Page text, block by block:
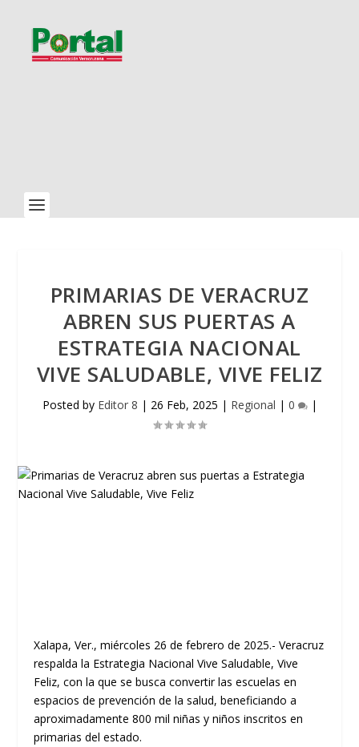
PRIMARIAS DE VERACRUZ
ABREN SUS PUERTAS A
ESTRATEGIA NACIONAL
VIVE SALUDABLE, VIVE FELIZ
Posted by Editor 8 | 26 Feb, 2025 | Regional | 0 |
Xalapa, Ver., miércoles 26 de febrero de 2025.- Veracruz
respalda la Estrategia Nacional Vive Saludable, Vive
Feliz, con la que se busca convertir las escuelas en
espacios de prevención de la salud, beneficiando a
aproximadamente 800 mil niñas y niños inscritos en
primarias del estado.